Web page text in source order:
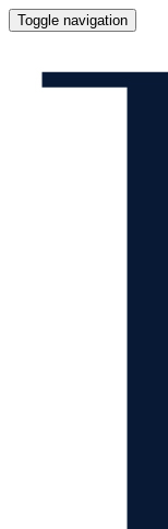
Toggle navigation